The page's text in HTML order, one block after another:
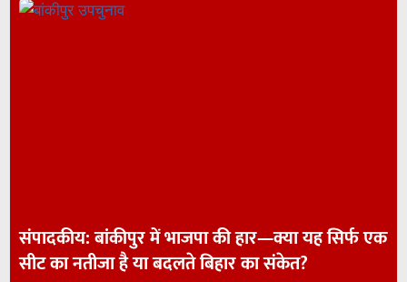
संपादकीय: बांकीपुर में भाजपा की हार—क्या यह सिर्फ एक
सीट का नतीजा है या बदलते बिहार का संकेत?